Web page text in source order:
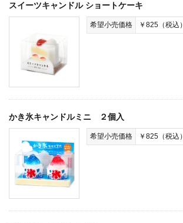
スイーツキャンドル ショートケーキ
希望小売価格 ￥825（税込）
かき氷キャンドルミニ ２個入
希望小売価格 ￥825（税込）